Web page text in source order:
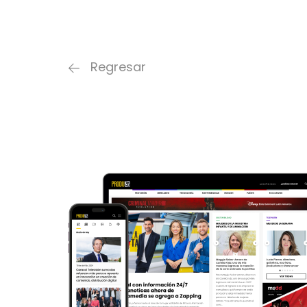
Regresar